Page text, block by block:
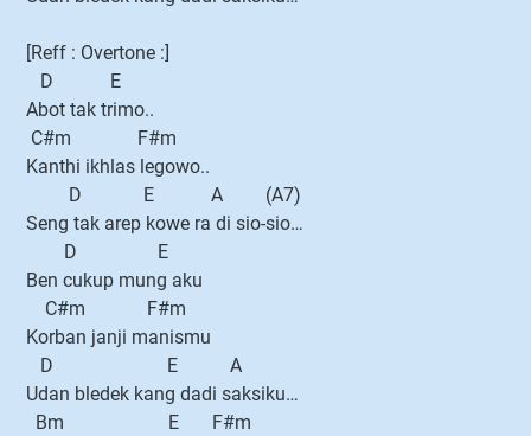
[Reff : Overtone :]
D E
Abot tak trimo..
C#m F#m
Kanthi ikhlas legowo..
D E A (A7)
Seng tak arep kowe ra di sio-sio…
D E
Ben cukup mung aku
C#m F#m
Korban janji manismu
D E A
Udan bledek kang dadi saksiku…
Bm E F#m